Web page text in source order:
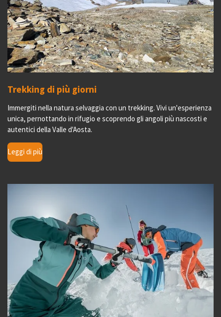
Trekking di più giorni
Immergiti nella natura selvaggia con un trekking. Vivi un'esperienza
unica, pernottando in rifugio e scoprendo gli angoli più nascosti e
autentici della Valle d'Aosta.
Leggi di più